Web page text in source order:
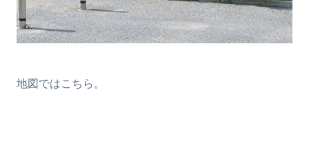
地図ではこちら。